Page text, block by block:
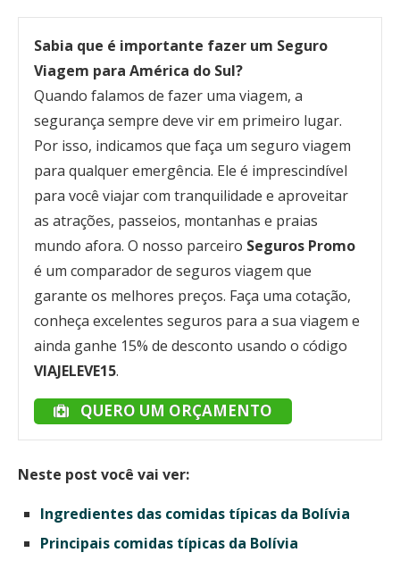
Sabia que é importante fazer um Seguro
Viagem para América do Sul?
Quando falamos de fazer uma viagem, a
segurança sempre deve vir em primeiro lugar.
Por isso, indicamos que faça um seguro viagem
para qualquer emergência. Ele é imprescindível
para você viajar com tranquilidade e aproveitar
as atrações, passeios, montanhas e praias
mundo afora. O nosso parceiro Seguros Promo
é um comparador de seguros viagem que
garante os melhores preços. Faça uma cotação,
conheça excelentes seguros para a sua viagem e
ainda ganhe 15% de desconto usando o código
VIAJELEVE15.
QUERO UM ORÇAMENTO
Neste post você vai ver:
Ingredientes das comidas típicas da Bolívia
Principais comidas típicas da Bolívia